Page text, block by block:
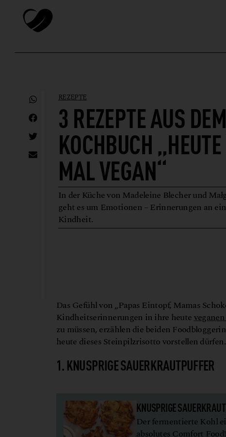
REZEPTE
3 REZEPTE AUS DEM
KOCHBUCH
MAL VEGAN“
In der Küche von Madeleine Blecher und
geht es um Emotionen – Erinnerungen an
Kindheit.
Das Gefühl von „Papas Eintopf, Mamas
Kindheitserinnerungen in ihre heute
zu müssen, erzählen die beiden
heute dieses Steinpilzrisotto vorstellen dürfen.
1. KNUSPRIGE SAUERKRAUTPUFFER
KNUSPRIGE
Der fermentierte Kohl
absolutes Comfort Food!